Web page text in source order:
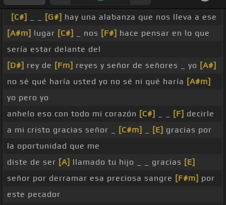
[C#] [G#] hay una alabanza que nos lleva a ese
[A#m] lugar [C#] _ nos [F#] hace pensar en lo que
sería estar delante del
[D#] rey de [Fm] reyes y señor de señores _ yo [A#]
no sé qué haría usted yo no sé ni qué haría [A#m]
yo pero yo
anhelo eso con todo mi corazón [C#] [F] decirle
a mi cristo gracias señor _
[C#m] [E] gracias por
la oportunidad que me
diste de ser [A] llamado tu hijo _ _ gracias [E]
señor por derramar esa preciosa sangre [F#m] por
este pecador